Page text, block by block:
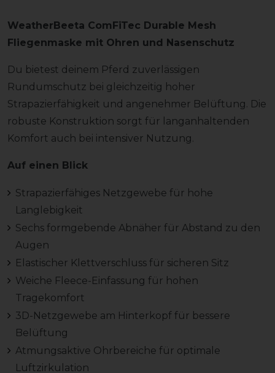
WeatherBeeta ComFiTec Durable Mesh
Fliegenmaske mit Ohren und Nasenschutz
Du bietest deinem Pferd zuverlässigen
Rundumschutz bei gleichzeitig hoher
Strapazierfähigkeit und angenehmer Belüftung. Die
robuste Konstruktion sorgt für langanhaltenden
Komfort auch bei intensiver Nutzung.
Auf einen Blick
Strapazierfähiges Netzgewebe für hohe
Langlebigkeit
Sechs formgebende Abnäher für Abstand zu den
Augen
Elastischer Klettverschluss für sicheren Sitz
Weiche Fleece-Einfassung für hohen
Tragekomfort
3D-Netzgewebe am Hinterkopf für bessere
Belüftung
Atmungsaktive Ohrbereiche für optimale
Luftzirkulation